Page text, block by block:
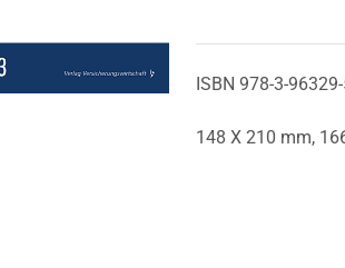
ISBN 978-3-
148 X 210 mm,